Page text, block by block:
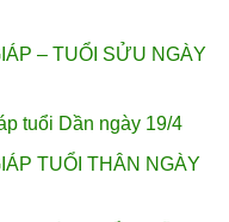
– TUỔI SỬU NGÀY
tuổi Dần ngày 19/4
TUỔI THÂN NGÀY